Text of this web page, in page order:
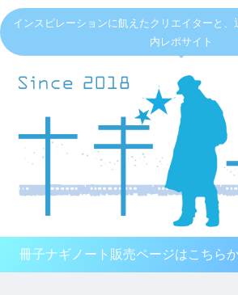
インスピレーションに飢えたクリエイターと
内レポサイト
冊子ナギノート販売ページはこちら